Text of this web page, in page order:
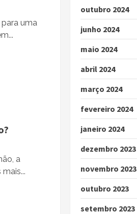
uma
a
outubro 2024
junho 2024
maio 2024
abril 2024
março 2024
fevereiro 2024
janeiro 2024
dezembro 2023
novembro 2023
outubro 2023
setembro 2023